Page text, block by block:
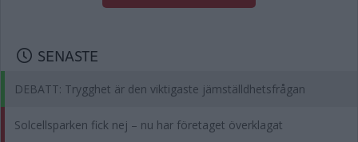
SENASTE
DEBATT: Trygghet är den viktigaste jämställdhetsfrågan
Solcellsparken fick nej – nu har företaget överklagat